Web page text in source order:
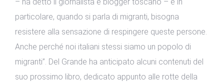
particolare, quando si parla di migranti, bisogna
resistere alla sensazione di respingere queste persone.
Anche perché noi italiani stessi siamo un popolo di
migranti”. Del Grande ha anticipato alcuni contenuti del
suo prossimo libro, dedicato appunto alle rotte della